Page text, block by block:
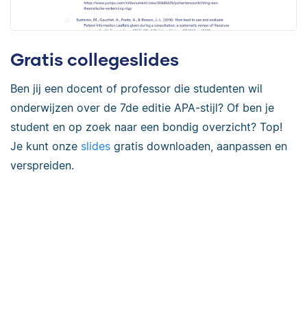
Gratis collegeslides
Ben jij een docent of professor die studenten wil
onderwijzen over de 7de editie APA-stijl? Of ben je
student en op zoek naar een bondig overzicht? Top!
Je kunt onze slides gratis downloaden, aanpassen en
verspreiden.